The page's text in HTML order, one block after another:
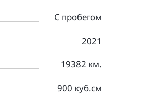
С пробегом
2021
19382 км.
900 куб.см